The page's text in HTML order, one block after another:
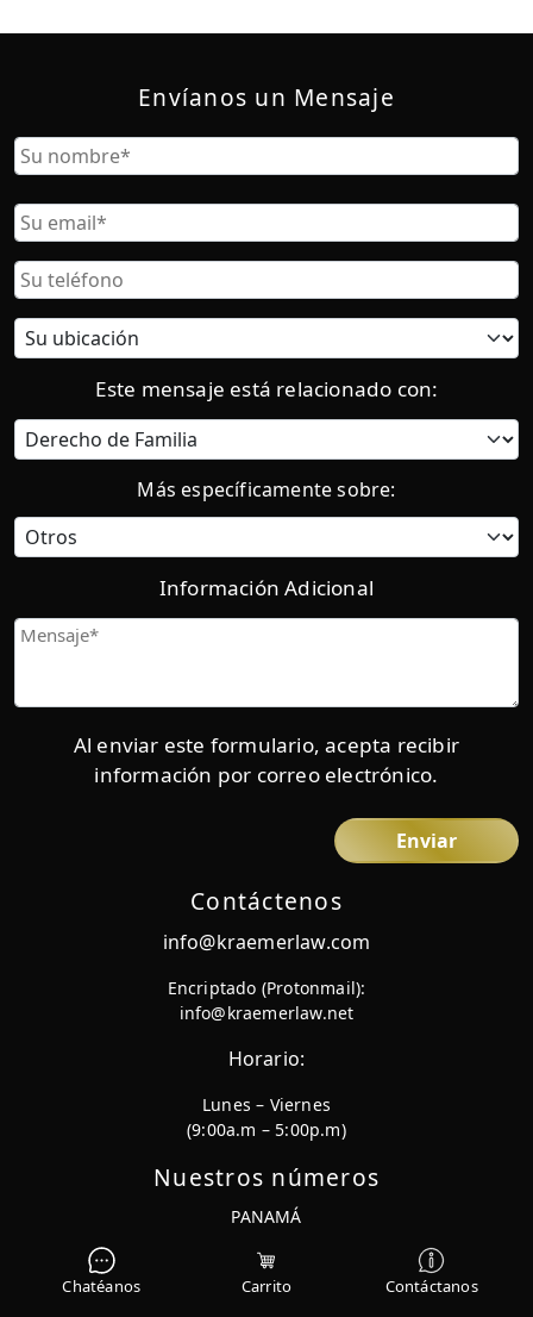
Chatéanos Carrito Contáctanos
Contáctenos
info@kraemerlaw.com
Encriptado (Protonmail):
info@kraemerlaw.net
Horario:
Lunes – Viernes
(9:00a.m – 5:00p.m)
Nuestros números
PANAMÁ
BOCAS DEL TORO
Envíanos un Mensaje
Nombre
Correo
Electrónico
Teléfono
Ubicación
actual:
Este mensaje está relacionado con:
Categoría
Más específicamente sobre:
Información Adicional
Mensaje
Al enviar este formulario, acepta recibir
información por correo electrónico.